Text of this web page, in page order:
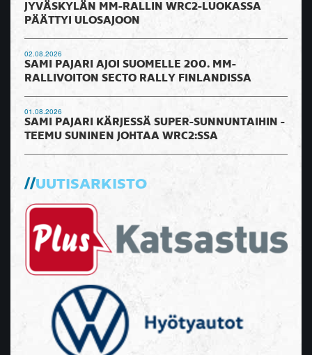
JYVÄSKYLÄN MM-RALLIN WRC2-LUOKASSA
PÄÄTTYI ULOSAJOON
02.08.2026
SAMI PAJARI AJOI SUOMELLE 200. MM-
RALLIVOITON SECTO RALLY FINLANDISSA
01.08.2026
SAMI PAJARI KÄRJESSÄ SUPER-SUNNUNTAIHIN -
TEEMU SUNINEN JOHTAA WRC2:SSA
UUTISARKISTO